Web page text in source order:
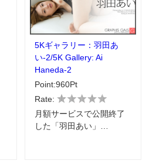
5Kギャラリー：羽田あ
い-2/5K Gallery: Ai
Haneda-2
Point:960Pt
Rate:
月額サービスで公開終了
した「羽田あい」…